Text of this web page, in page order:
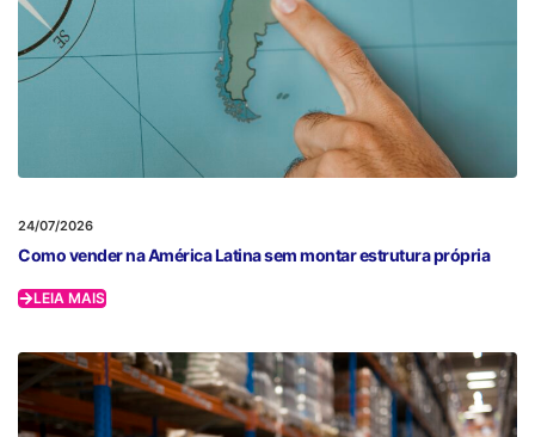
24/07/2026
Como vender na América Latina sem montar estrutura própria
LEIA MAIS